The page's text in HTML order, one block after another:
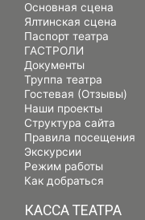
Основная сцена
Ялтинская сцена
Паспорт театра
ГАСТРОЛИ
Документы
Труппа театра
Гостевая (Отзывы)
Наши проекты
Структура сайта
Правила посещения
Экскурсии
Режим работы
Как добраться
КАССА ТЕАТРА